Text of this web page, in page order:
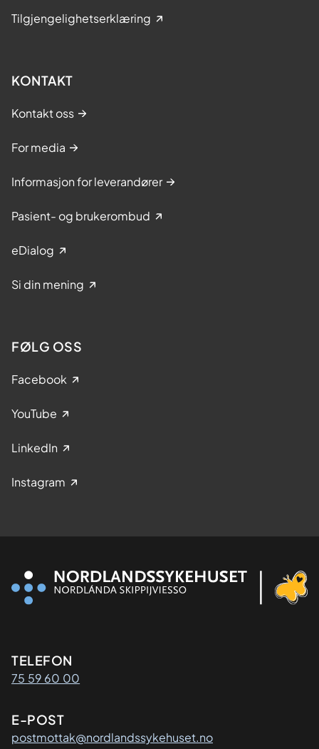
Tilgjengelighetserklæring
KONTAKT
Kontakt oss
For media
Informasjon for leverandører
Pasient- og brukerombud
eDialog
Si din mening
FØLG OSS
Facebook
YouTube
LinkedIn
Instagram
Kontaktinformasjon
TELEFON
75 59 60 00
E-POST
postmottak@nordlandssykehuset.no